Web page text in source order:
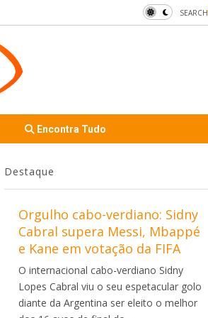
SEARCH
Encontra Tudo
Destaque
Orgulho cabo-verdiano: Sidny
Cabral supera Messi, Mbappé
e Kane em votação da FIFA
O internacional cabo-verdiano Sidny
Lopes Cabral viu o seu espetacular golo
diante da Argentina ser eleito o melhor